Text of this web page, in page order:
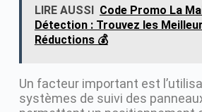
LIRE AUSSI
Code Promo La
Détection : Trouvez les
Réductions 💰
Un facteur important est
systèmes de suivi des